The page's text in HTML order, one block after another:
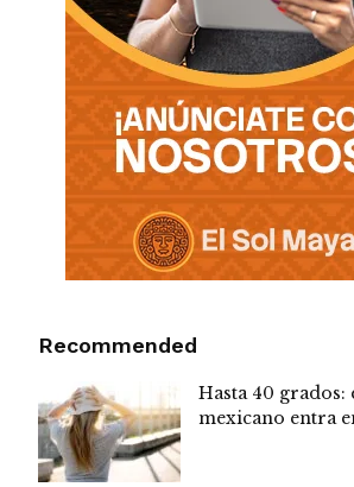
Recommended
Hasta 40 grados:
mexicano entra